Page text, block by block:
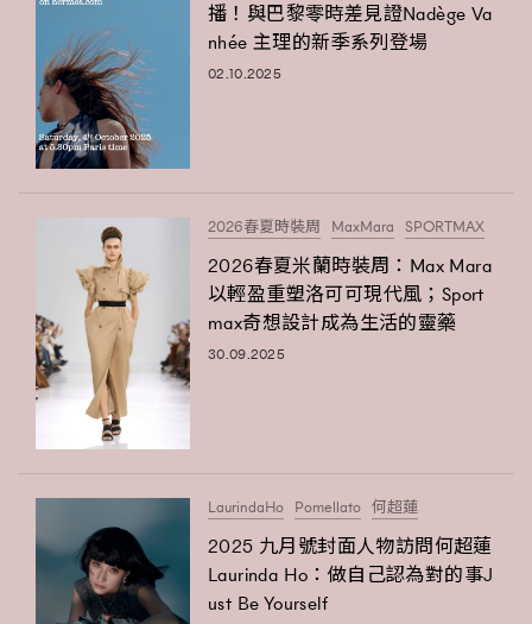
TRENDING
AFrenchMind
EmpowerF
FashionWeek
播！與巴黎零時差見證Nadège Va
nhée 主理的新季系列登場
02.10.2025
2026春夏時裝周 MaxMara SPORTMAX
2026春夏米蘭時裝周：Max Mara
以輕盈重塑洛可可現代風；Sport
max奇想設計成為生活的靈藥
30.09.2025
LaurindaHo Pomellato 何超蓮
2025 九月號封面人物訪問何超蓮
Laurinda Ho：做自己認為對的事J
ust Be Yourself